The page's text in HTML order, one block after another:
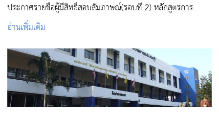
ประกาศรายชื่อผู้มีสิทธิ์สอบสัมภาษณ์(รอบที่ 2) หลักสูตรการ
พยาบาลเฉพาะทาง สาขาการพยาบาลเฉพาะทางโรคหลอดเลือด
สมอง
อ่านเพิ่มเติม